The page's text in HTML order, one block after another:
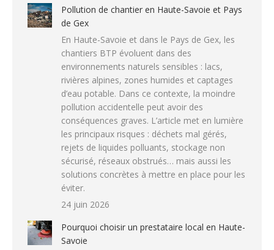
Pollution de chantier en Haute-Savoie et Pays
de Gex
En Haute-Savoie et dans le Pays de Gex, les
chantiers BTP évoluent dans des
environnements naturels sensibles : lacs,
rivières alpines, zones humides et captages
d’eau potable. Dans ce contexte, la moindre
pollution accidentelle peut avoir des
conséquences graves. L’article met en lumière
les principaux risques : déchets mal gérés,
rejets de liquides polluants, stockage non
sécurisé, réseaux obstrués… mais aussi les
solutions concrètes à mettre en place pour les
éviter.
24 juin 2026
Pourquoi choisir un prestataire local en Haute-
Savoie